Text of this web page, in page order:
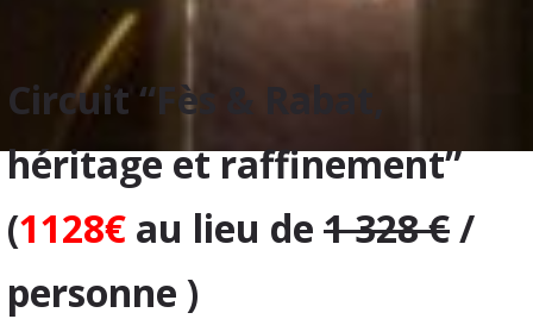
Circuit “Fès & Rabat,
héritage et raffinement”
(1128€ au lieu de 1 328 €/
personne )